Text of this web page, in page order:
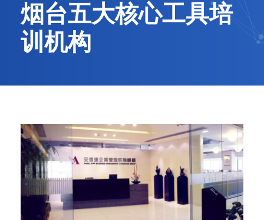
烟台五大核心工具培
训机构